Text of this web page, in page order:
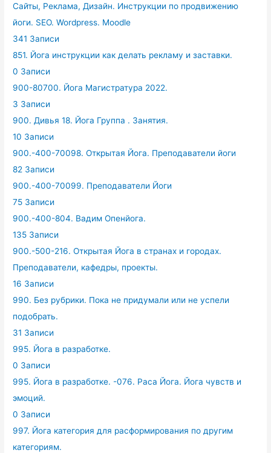
Сайты, Реклама, Дизайн. Инструкции по продвижению
йоги. SEO. Wordpress. Moodle
341 Записи
851. Йога инструкции как делать рекламу и заставки.
0 Записи
900-80700. Йога Магистратура 2022.
3 Записи
900. Дивья 18. Йога Группа . Занятия.
10 Записи
900.-400-70098. Открытая Йога. Преподаватели йоги
82 Записи
900.-400-70099. Преподаватели Йоги
75 Записи
900.-400-804. Вадим Опенйога.
135 Записи
900.-500-216. Открытая Йога в странах и городах.
Преподаватели, кафедры, проекты.
16 Записи
990. Без рубрики. Пока не придумали или не успели
подобрать.
31 Записи
995. Йога в разработке.
0 Записи
995. Йога в разработке. -076. Раса Йога. Йога чувств и
эмоций.
0 Записи
997. Йога категория для расформирования по другим
категориям.